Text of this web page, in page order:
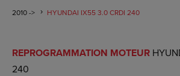
2010 ->
HYUNDAI IX55 3.0 CRDI 240
REPROGRAMMATION MOTEUR
240